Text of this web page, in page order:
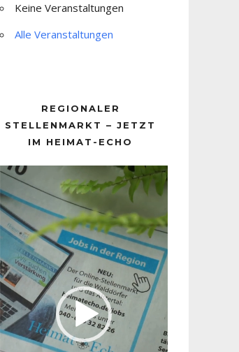
Keine Veranstaltungen
Alle Veranstaltungen
REGIONALER
STELLENMARKT – JETZT
IM HEIMAT-ECHO
Player